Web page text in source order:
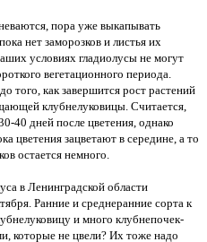
пора уже выкапывать
нет заморозков и листья их
условиях гладиолусы не могут
вегетационного периода.
того, как завершится рост растений
клубнелуковицы. Считается,
40 дней после цветения, однако
цветения зацветают в середине, а то
остается немного.
в Ленинградской области
Ранние и среднеранние сорта к
и много клубнепочек-
которые не цвели? Их тоже надо